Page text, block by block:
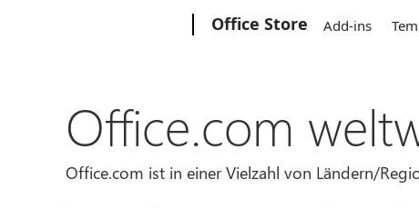
Office Store Add-ins
Office.com
Office.com ist in einer Vielzahl von Ländern/